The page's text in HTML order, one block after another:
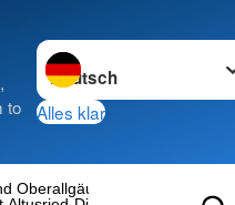
to
Sprache wechseln zu
Alles klar
Oberallgäu